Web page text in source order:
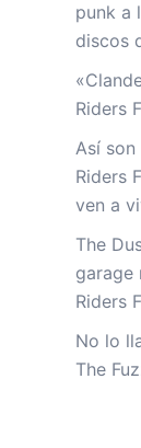
punk a
discos
Riders
Así son
Riders
ven a
The
garage
Riders
No lo
The